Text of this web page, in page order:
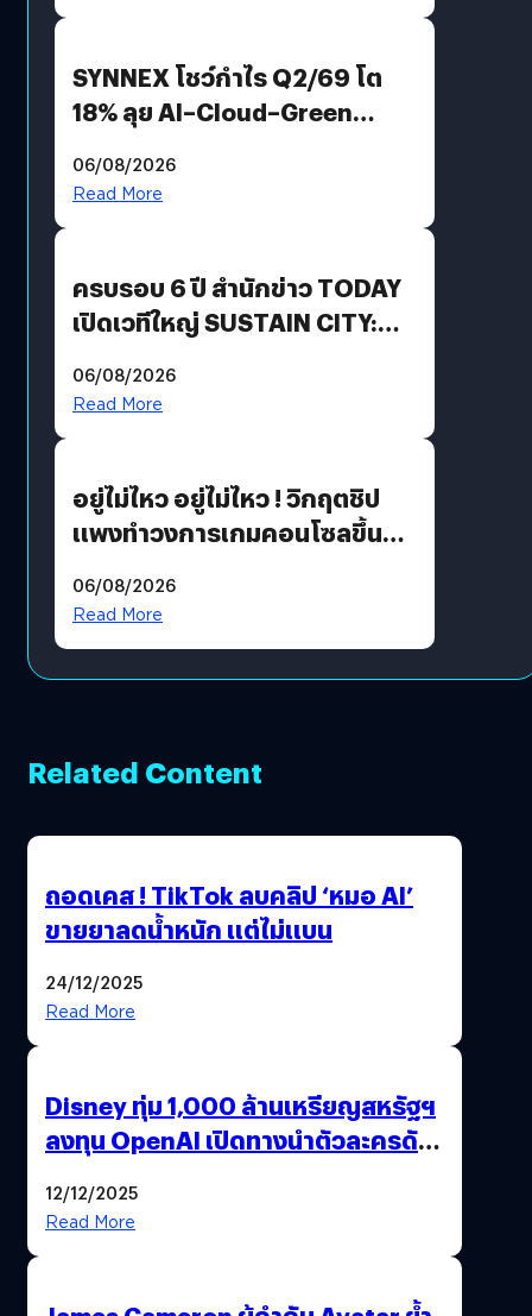
SYNNEX โชว์กำไร Q2/69 โต
18% ลุย AI–Cloud–Green
Revenue เร่งเครื่อง New
06/08/2026
Read More
ครบรอบ 6 ปี สำนักข่าว TODAY
เปิดเวทีใหญ่ SUSTAIN CITY:
แนวทางปรับตัวสู่เศรษฐกิจสี
06/08/2026
Read More
อยู่ไม่ไหว อยู่ไม่ไหว ! วิกฤตชิป
แพงทำวงการเกมคอนโซลขึ้น
?
06/08/2026
Read More
Related Content
ถอดเคส ! TikTok ลบคลิป ‘หมอ AI’
ขายยาลดน้ำหนัก แต่ไม่แบน
24/12/2025
Read More
Disney ทุ่ม 1,000 ล้านเหรียญสหรัฐฯ
ลงทุน OpenAI เปิดทางนำตัวละครดัง
12/12/2025
Read More